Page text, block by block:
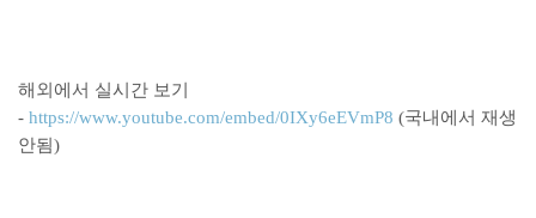
해외에서 실시간 보기
- https://www.youtube.com/embed/0IXy6eEVmP8 (국내에서 재생
안됨)